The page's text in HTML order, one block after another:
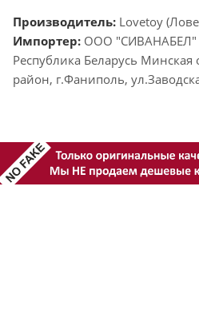
Производитель: Lovetoy
Импортер: ООО "СИВАНАБЕЛ"
Республика Беларусь Минская
район, г.Фаниполь,